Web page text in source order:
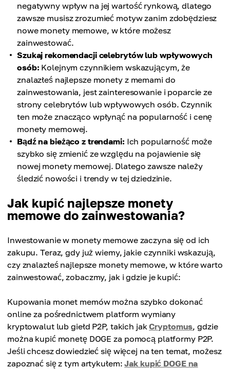
negatywny wpływ na jej wartość rynkową, dlatego
zawsze musisz zrozumieć motyw zanim zdobędziesz
nowe monety memowe, w które możesz
zainwestować.
Szukaj rekomendacji celebrytów lub wpływowych
osób: Kolejnym czynnikiem wskazującym, że
znalazłeś najlepsze monety z memami do
zainwestowania, jest zainteresowanie i poparcie ze
strony celebrytów lub wpływowych osób. Czynnik
ten może znacząco wpłynąć na popularność i cenę
monety memowej.
Bądź na bieżąco z trendami: Ich popularność może
szybko się zmienić ze względu na pojawienie się
nowej monety memowej. Dlatego zawsze należy
śledzić nowości i trendy w tej dziedzinie.
Jak kupić najlepsze monety
memowe do zainwestowania?
Inwestowanie w monety memowe zaczyna się od ich
zakupu. Teraz, gdy już wiemy, jakie czynniki wskazują,
czy znalazłeś najlepsze monety memowe, w które warto
zainwestować, zobaczmy, jak i gdzie je kupić:
Kupowania monet memów można szybko dokonać
online za pośrednictwem platform wymiany
kryptowalut lub giełd P2P, takich jakCryptomus, gdzie
można kupić monetę DOGE za pomocą platformy P2P.
Jeśli chcesz dowiedzieć się więcej na ten temat, możesz
zapoznać się z tym artykułem:Jak kupić DOGE na